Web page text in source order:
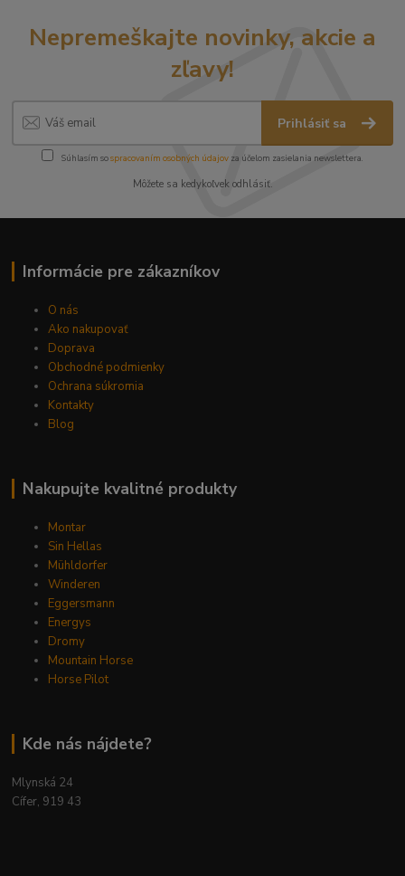
Nepremeškajte novinky, akcie a
zľavy!
Prihlásiť sa
Súhlasím sospracovaním osobných údajov za účelom zasielania newslettera.
Môžete sa kedykoľvek odhlásiť.
Informácie pre zákazníkov
O nás
Ako nakupovať
Doprava
Obchodné podmienky
Ochrana súkromia
Kontakty
Blog
Nakupujte kvalitné produkty
Montar
Sin Hellas
Mühldorfer
Winderen
Eggersmann
Energys
Dromy
Mountain Horse
Horse Pilot
Kde nás nájdete?
Mlynská 24
Cífer, 919 43